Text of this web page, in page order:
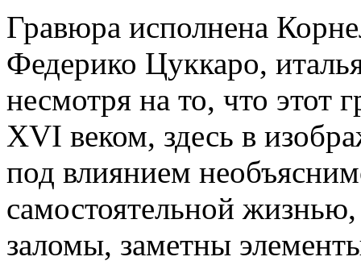
Гравюра исполнена
Федерико Цуккаро,
несмотря на то, что этот
XVI веком, здесь в
под влиянием
самостоятельной
заломы, заметны